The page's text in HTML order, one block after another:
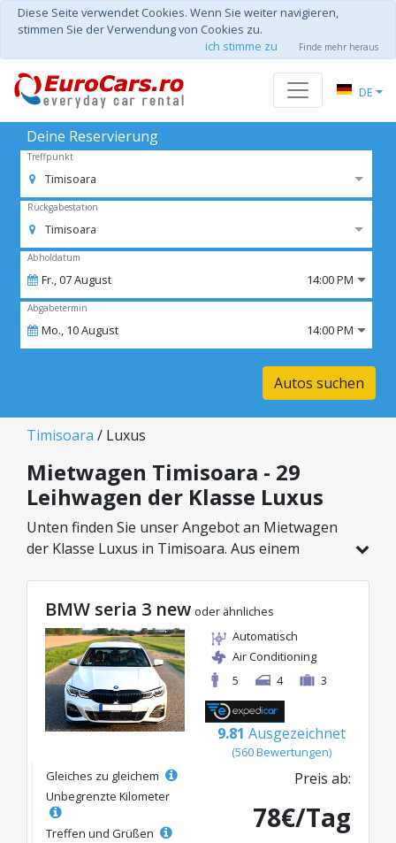
Diese Seite verwendet Cookies. Wenn Sie weiter navigieren,
stimmen Sie der Verwendung von Cookies zu.
ich stimme zu
Finde mehr heraus
DE
Deine Reservierung
Treffpunkt
Timisoara
Rückgabestation
Timisoara
Abholdatum
Fr.,07August 14:00 PM
Abgabetermin
Mo., 10August 14:00 PM
Autos suchen
Timisoara / Luxus
Mietwagen Timisoara - 29
Leihwagen der Klasse Luxus
Unten finden Sie unser Angebot an Mietwagen
der Klasse Luxus in Timisoara. Aus einem
aus der gewählten Kategorie wählen, mit
attraktiven Preisen ab nur 45€/Tag.
BMW seria 3 new oder ähnliches
Automatisch
Air Conditioning
5
4 3
9.81 Ausgezeichnet
(560 Bewertungen)
Gleiches zu gleichem
Unbegrenzte Kilometer
Treffen und Grüßen
Preis ab:
78€/Tag